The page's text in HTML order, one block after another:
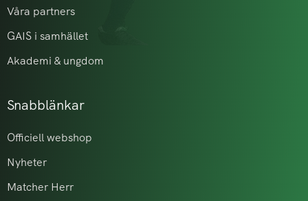
Våra partners
GAIS i samhället
Akademi & ungdom
Snabblänkar
Officiell webshop
Nyheter
Matcher Herr